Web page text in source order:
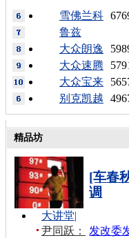
雪佛兰科
鲁兹
大众朗逸
大众速腾
大众宝来
别克凯越
精品坊
[车春
调
发改委
大讲堂|
尹同跃：